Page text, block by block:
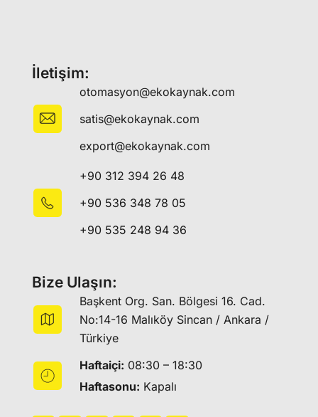
İletişim:
otomasyon@ekokaynak.com
satis@ekokaynak.com
export@ekokaynak.com
+90 312 394 26 48
+90 536 348 78 05
+90 535 248 94 36
Bize Ulaşın:
Başkent Org. San. Bölgesi 16. Cad.
No:14-16 Malıköy Sincan / Ankara /
Türkiye
Haftaiçi: 08:30 – 18:30
Haftasonu: Kapalı